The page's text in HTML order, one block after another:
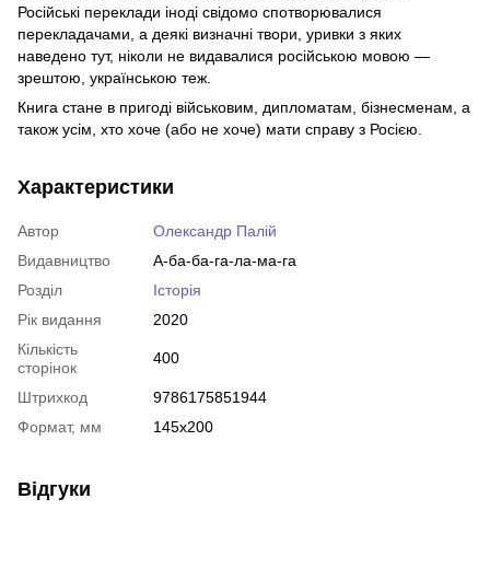
Російські переклади іноді свідомо спотворювалися
перекладачами, а деякі визначні твори, уривки з яких
наведено тут, ніколи не видавалися російською мовою —
зрештою, українською теж.
Книга стане в пригоді вій­сько­­вим, дипломатам, бізнесменам, а
також усім, хто хоче (або не хоче) мати справу з Росією.
Характеристики
Автор
Олександр Палій
Видавництво
А-ба-ба-га-ла-ма-га
Розділ
Історія
Рік видання
2020
Кількість
сторінок
400
Штрихкод
9786175851944
Формат, мм
145х200
Відгуки